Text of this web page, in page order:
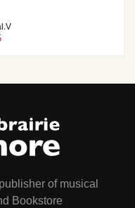
of musical
Bookstore